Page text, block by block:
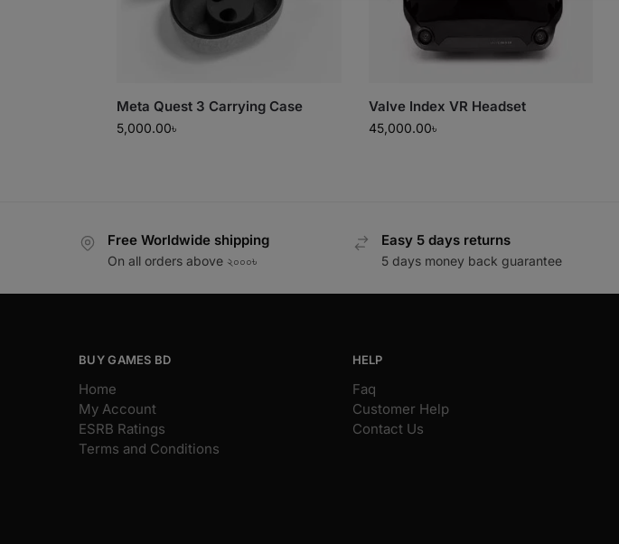
Meta Quest 3 Carrying Case
5,000.00৳
Valve Index VR Headset
45,000.00৳
Free Worldwide shipping
On all orders above ২০০০৳
Easy 5 days returns
5 days money back guarantee
BUY GAMES BD
Home
My Account
ESRB Ratings
Terms and Conditions
HELP
Faq
Customer Help
Contact Us